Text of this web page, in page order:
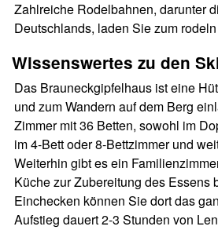
Zahlreiche Rodelbahnen, darunter
Deutschlands, laden Sie zum
Wissenswertes zu den
Das Brauneckgipfelhaus ist eine
und zum Wandern auf dem Berg
Zimmer mit 36 Betten, sowohl im
im 4-Bett oder 8-Bettzimmer und
Weiterhin gibt es ein
Küche zur Zubereitung des Essens
Einchecken können Sie dort das
Aufstieg dauert 2-3 Stunden von